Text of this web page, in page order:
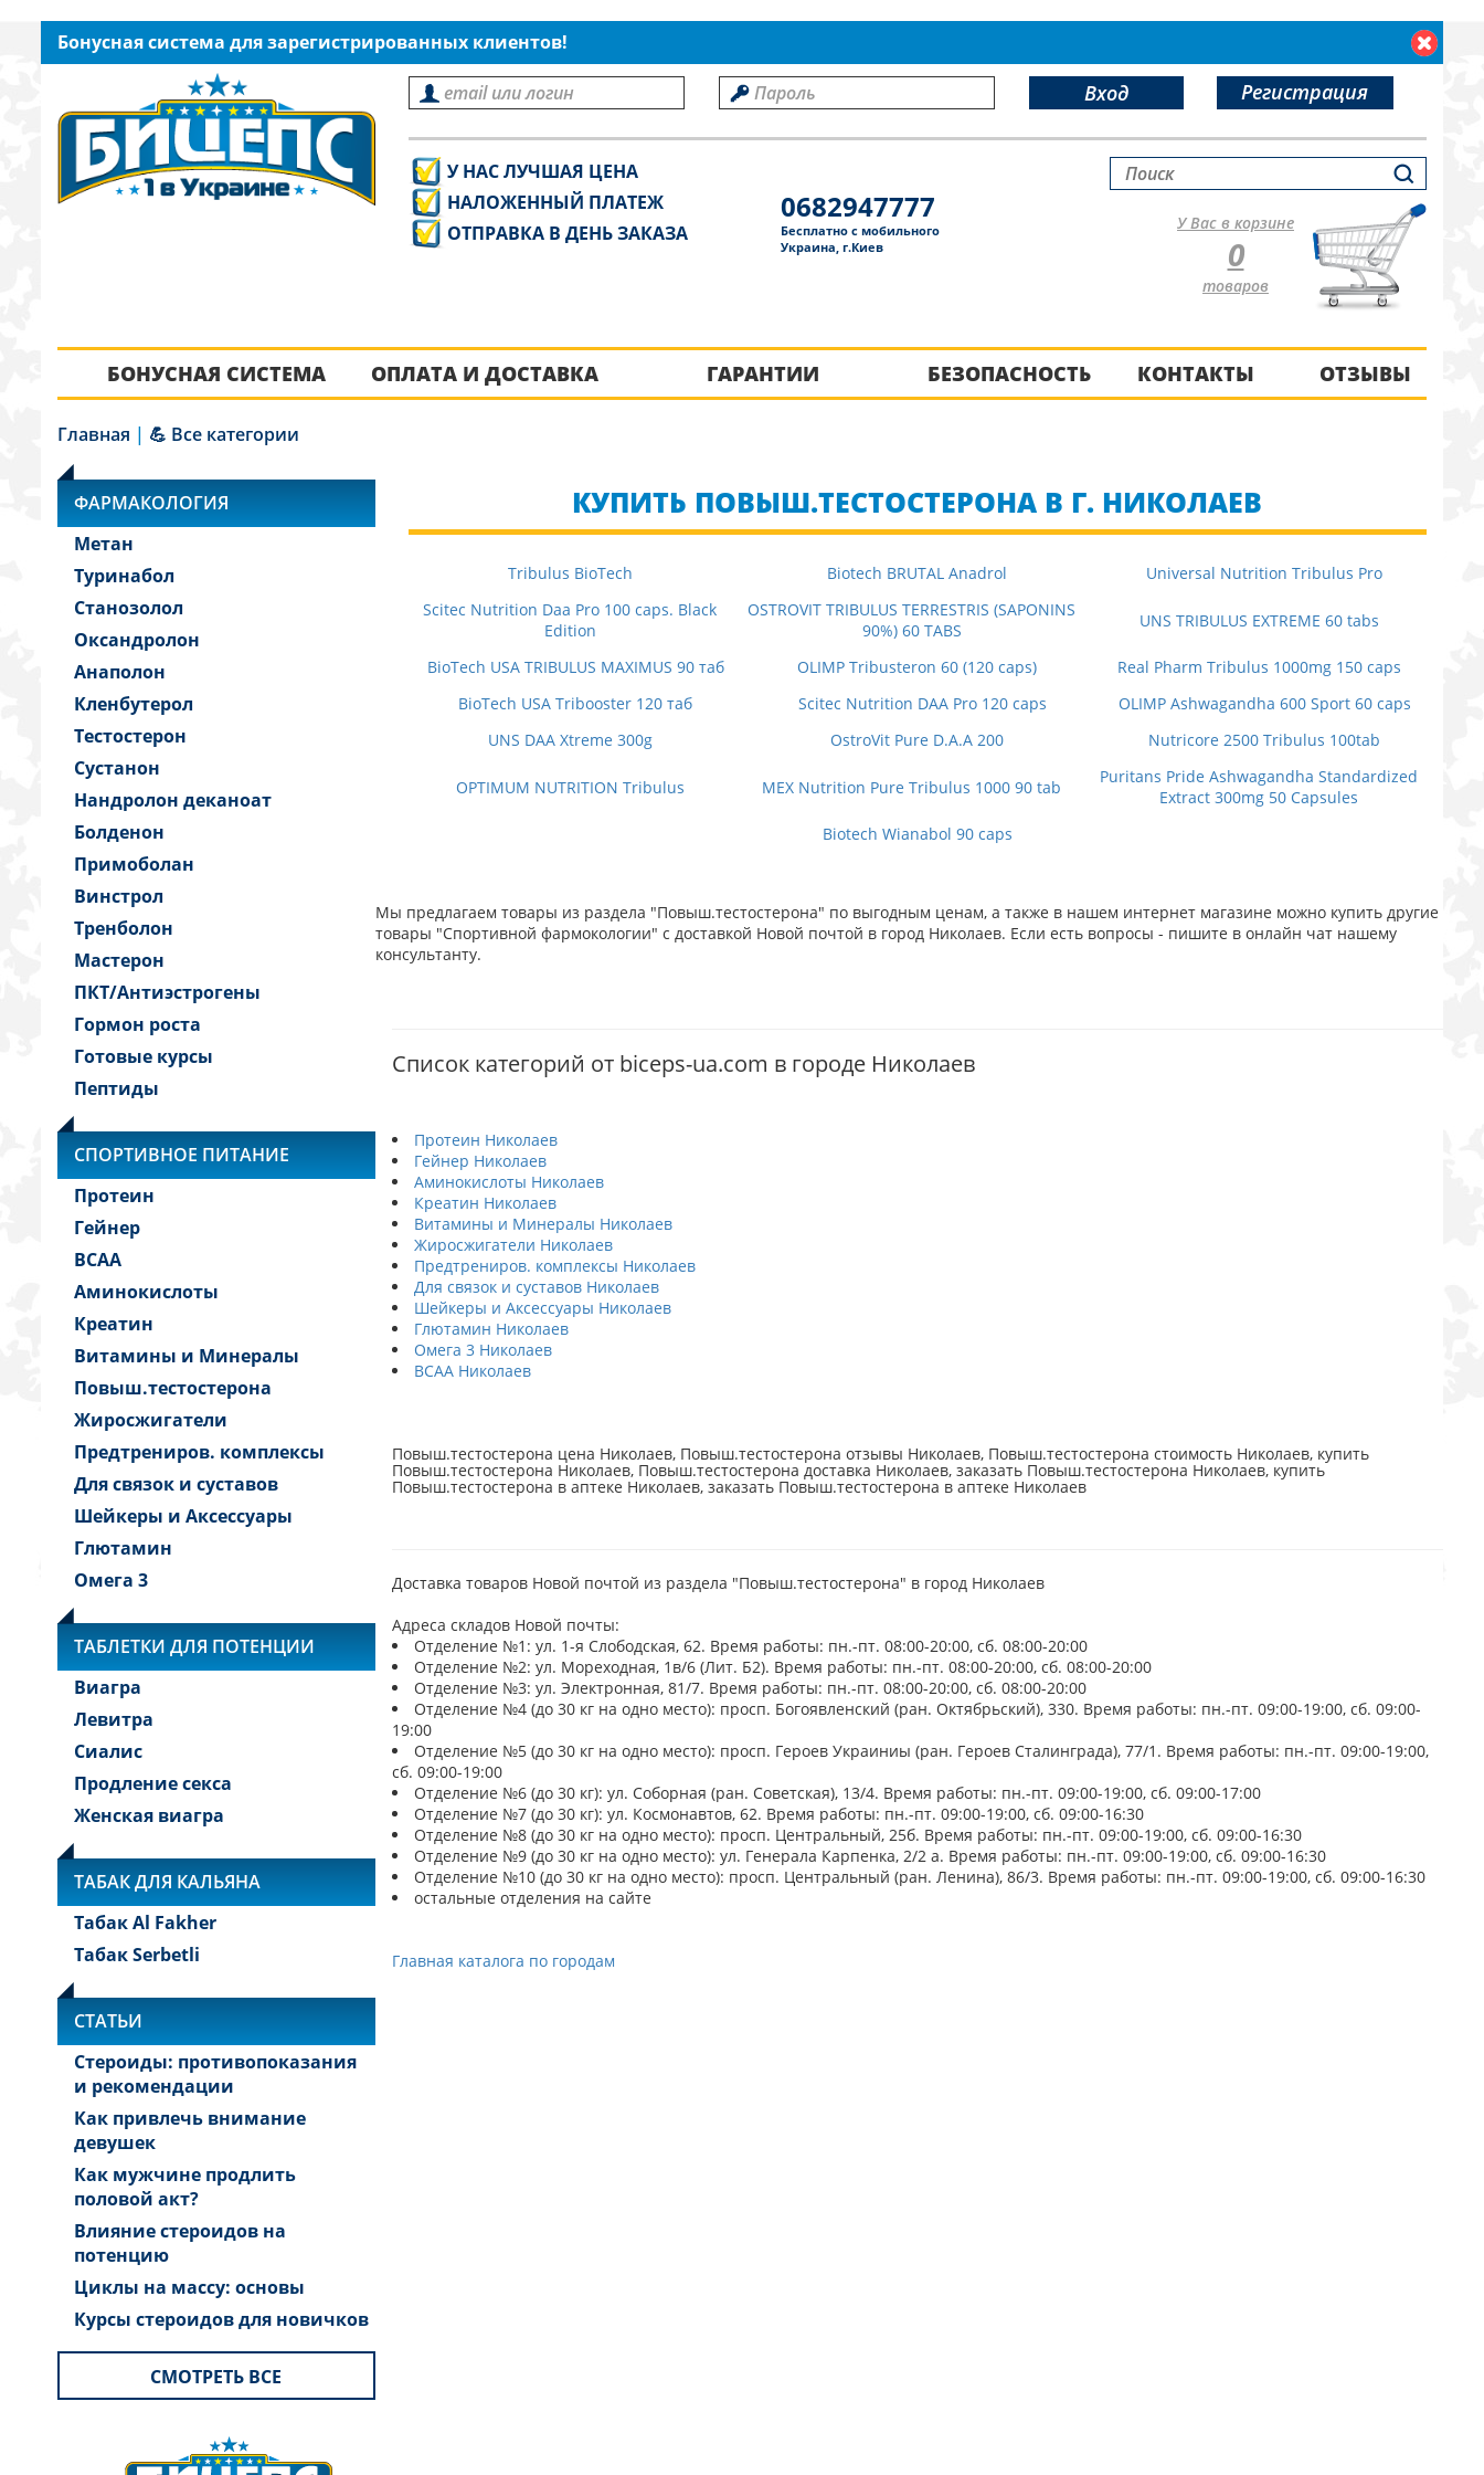
Бонусная система для зарегистрированных клиентов!
Вход Регистрация
У НАС ЛУЧШАЯ ЦЕНА
НАЛОЖЕННЫЙ ПЛАТЕЖ
ОТПРАВКА В ДЕНЬ ЗАКАЗА
0682947777
Бесплатно с мобильного
Украина, г.Киев
У Вас в корзине
0
товаров
БОНУСНАЯ СИСТЕМА ОПЛАТА И ДОСТАВКА ГАРАНТИИ БЕЗОПАСНОСТЬ КОНТАКТЫ ОТЗЫВЫ
Главная | 💪 Все категории
ФАРМАКОЛОГИЯ
Метан
Туринабол
Станозолол
Оксандролон
Анаполон
Кленбутерол
Тестостерон
Сустанон
Нандролон деканоат
Болденон
Примоболан
Винстрол
Тренболон
Мастерон
ПКТ/Антиэстрогены
Гормон роста
Готовые курсы
Пептиды
СПОРТИВНОЕ ПИТАНИЕ
Протеин
Гейнер
BCAA
Аминокислоты
Креатин
Витамины и Минералы
Повыш.тестостерона
Жиросжигатели
Предтрениров. комплексы
Для связок и суставов
Шейкеры и Аксессуары
Глютамин
Омега 3
ТАБЛЕТКИ ДЛЯ ПОТЕНЦИИ
Виагра
Левитра
Сиалис
Продление секса
Женская виагра
ТАБАК ДЛЯ КАЛЬЯНА
Табак Al Fakher
Табак Serbetli
СТАТЬИ
Стероиды: противопоказания
и рекомендации
Как привлечь внимание
девушек
Как мужчине продлить
половой акт?
Влияние стероидов на
потенцию
Циклы на массу: основы
Курсы стероидов для новичков
СМОТРЕТЬ ВСЕ
КУПИТЬ ПОВЫШ.ТЕСТОСТЕРОНА В Г. НИКОЛАЕВ
Tribulus BioTech Biotech BRUTAL Anadrol
Universal Nutrition Tribulus Pro
Scitec Nutrition Daa Pro 100 caps. Black
Edition
OSTROVIT TRIBULUS TERRESTRIS (SAPONINS
90%) 60 TABS
UNS TRIBULUS EXTREME 60 tabs
BioTech USA TRIBULUS MAXIMUS 90 таб OLIMP Tribusteron 60 (120 caps)
Real Pharm Tribulus 1000mg 150 caps
BioTech USA Tribooster 120 таб
Scitec Nutrition DAA Pro 120 caps
OLIMP Ashwagandha 600 Sport 60 caps
UNS DAA Xtreme 300g
OstroVit Pure D.A.A 200 Nutricore 2500 Tribulus 100tab
OPTIMUM NUTRITION Tribulus MEX Nutrition Pure Tribulus 1000 90 tab
Puritans Pride Ashwagandha Standardized
Extract 300mg 50 Capsules
Biotech Wianabol 90 caps
Мы предлагаем товары из раздела "Повыш.тестостерона" по выгодным ценам, а также в нашем интернет магазине можно купить другие
товары "Спортивной фармокологии" с доставкой Новой почтой в город Николаев. Если есть вопросы - пишите в онлайн чат нашему
консультанту.
Список категорий от biceps-ua.com в городе Николаев
Протеин Николаев
Гейнер Николаев
Аминокислоты Николаев
Креатин Николаев
Витамины и Минералы Николаев
Жиросжигатели Николаев
Предтрениров. комплексы Николаев
Для связок и суставов Николаев
Шейкеры и Аксессуары Николаев
Глютамин Николаев
Омега 3 Николаев
BCAA Николаев
Повыш.тестостерона цена Николаев, Повыш.тестостерона отзывы Николаев, Повыш.тестостерона стоимость Николаев, купить
Повыш.тестостерона Николаев, Повыш.тестостерона доставка Николаев, заказать Повыш.тестостерона Николаев, купить
Повыш.тестостерона в аптеке Николаев, заказать Повыш.тестостерона в аптеке Николаев
Доставка товаров Новой почтой из раздела "Повыш.тестостерона" в город Николаев
Адреса складов Новой почты:
Отделение №1: ул. 1-я Слободская, 62. Время работы: пн.-пт. 08:00-20:00, сб. 08:00-20:00
Отделение №2: ул. Мореходная, 1в/6 (Лит. Б2). Время работы: пн.-пт. 08:00-20:00, сб. 08:00-20:00
Отделение №3: ул. Электронная, 81/7. Время работы: пн.-пт. 08:00-20:00, сб. 08:00-20:00
Отделение №4 (до 30 кг на одно место): просп. Богоявленский (ран. Октябрьский), 330. Время работы: пн.-пт. 09:00-19:00, сб. 09:00-
19:00
Отделение №5 (до 30 кг на одно место): просп. Героев Украиниы (ран. Героев Сталинграда), 77/1. Время работы: пн.-пт. 09:00-19:00,
сб. 09:00-19:00
Отделение №6 (до 30 кг): ул. Соборная (ран. Советская), 13/4. Время работы: пн.-пт. 09:00-19:00, сб. 09:00-17:00
Отделение №7 (до 30 кг): ул. Космонавтов, 62. Время работы: пн.-пт. 09:00-19:00, сб. 09:00-16:30
Отделение №8 (до 30 кг на одно место): просп. Центральный, 25б. Время работы: пн.-пт. 09:00-19:00, сб. 09:00-16:30
Отделение №9 (до 30 кг на одно место): ул. Генерала Карпенка, 2/2 а. Время работы: пн.-пт. 09:00-19:00, сб. 09:00-16:30
Отделение №10 (до 30 кг на одно место): просп. Центральный (ран. Ленина), 86/3. Время работы: пн.-пт. 09:00-19:00, сб. 09:00-16:30
остальные отделения на сайте
Главная каталога по городам